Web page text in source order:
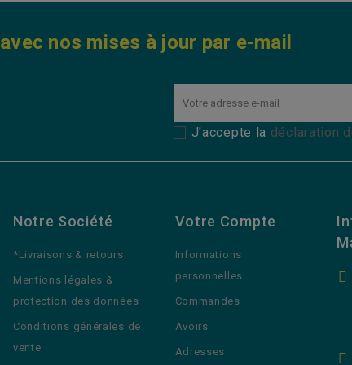
nos mises à jour par e-mail
J'accepte la déclaration
Notre Société
*Livraisons & retours
Mentions légales &
protection des données
Conditions générales de
vente
Votre Compte
Informations
personnelles
Commandes
Avoirs
Adresses